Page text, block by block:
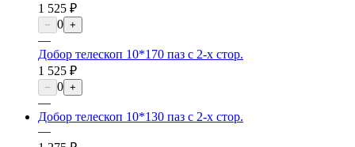
1 525 ₽
− 0 +
—
Добор телескоп 10*170 паз с 2-х стор.
1 525 ₽
− 0 +
—
Добор телескоп 10*130 паз с 2-х стор.
—